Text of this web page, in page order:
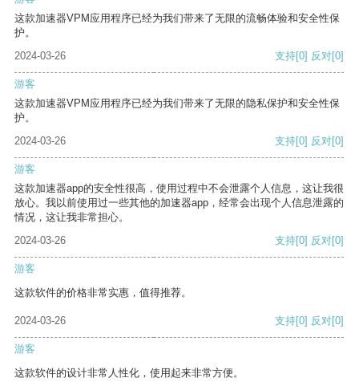
这款加速器VPM应用程序已经为我们带来了无限的流畅体验和安全性保
护。
2024-03-26
支持[0] 反对[0]
游客
这款加速器VPM应用程序已经为我们带来了无限的隐私保护和安全性保
护。
2024-03-26
支持[0] 反对[0]
游客
这款加速器app的安全性很高，使用过程中不会泄露个人信息，这让我很
放心。我以前使用过一些其他的加速器app，经常会出现个人信息泄露的
情况，这让我非常担心。
2024-03-26
支持[0] 反对[0]
游客
这款软件的价格非常实惠，值得推荐。
2024-03-26 支持[0] 反对[0]
游客
这款软件的设计非常人性化，使用起来非常方便。